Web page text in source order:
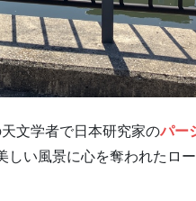
文学者で日本研究家のパー
い風景に心を奪われたロ